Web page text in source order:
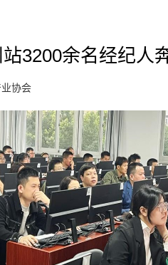
3200余名经纪人
协会